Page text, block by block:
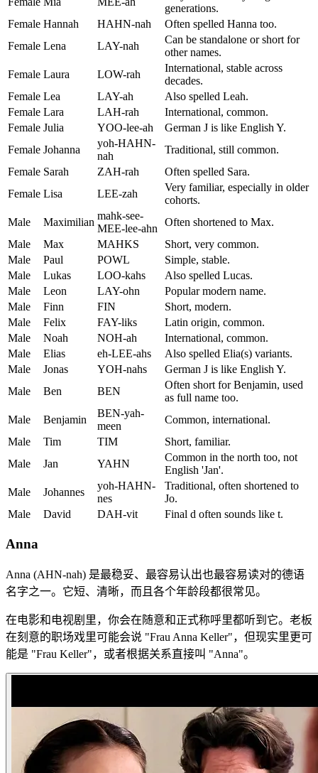
generations.
Female Hannah HAHN-nah
Often spelled Hanna too.
Female Lena LAY-nah
Can be standalone or short for
other names.
Female Laura LOW-rah
International, stable across
decades.
Female Lea LAY-ah
Also spelled Leah.
Female Lara LAH-rah
International, common.
Female Julia YOO-lee-ah
German J is like English Y.
Female Johanna
yoh-HAHN-
nah
Traditional, still common.
Female Sarah ZAH-rah
Often spelled Sara.
Female Lisa LEE-zah
Very familiar, especially in older
cohorts.
Male
Maximilian
mahk-see-
MEE-lee-ahn
Often shortened to Max.
Male
Max MAHKS
Short, very common.
Male
Paul POWL
Simple, stable.
Male
Lukas LOO-kahs
Also spelled Lucas.
Male
Leon LAY-ohn
Popular modern name.
Male
Finn FIN
Short, modern.
Male
Felix FAY-liks
Latin origin, common.
Male
Noah NOH-ah
International, common.
Male
Elias eh-LEE-ahs
Also spelled Elia(s) variants.
Male
Jonas YOH-nahs
German J is like English Y.
Male
Ben BEN
Often short for Benjamin, used
as full name too.
Male
Benjamin
BEN-yah-
meen
Common, international.
Male
Tim TIM
Short, familiar.
Male
Jan YAHN
Common in the north too, not
English 'Jan'.
Male
Johannes
yoh-HAHN-
nes
Traditional, often shortened to
Jo.
Male
David DAH-vit Final d often sounds like t.
Anna
Anna (AHN-nah) 是最稳妥、最容易认出也最容易读对的德语
名字之一。它短、清晰，而且各个年龄段都很常见。
在电影和电视剧里，你会在随意和正式称呼里都听到它。老板
在刻意的职场戏里可能会说 "Frau Anna Keller"，但现实里更可
能是 "Frau Keller"，或者根据关系直接叫 "Anna"。